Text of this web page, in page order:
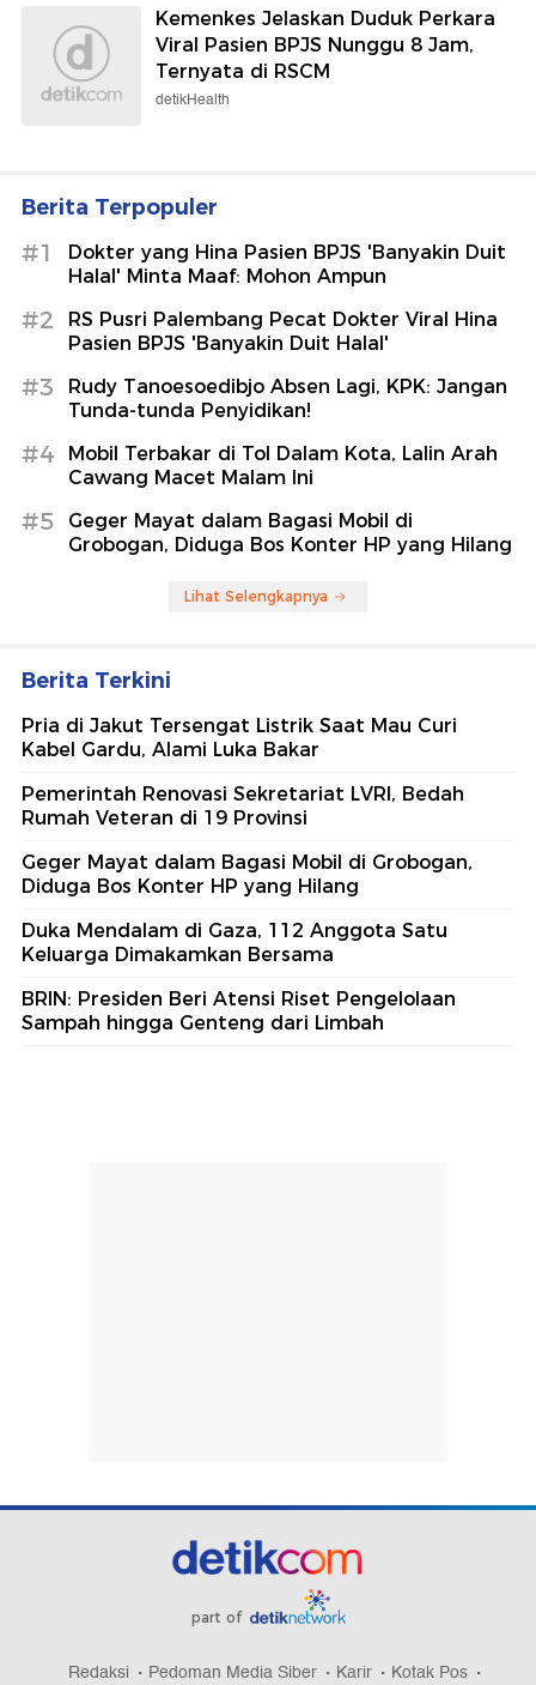
Kemenkes Jelaskan Duduk Perkara
Viral Pasien BPJS Nunggu 8 Jam,
Ternyata di RSCM
detikHealth
Berita Terpopuler
#1
Dokter yang Hina Pasien BPJS 'Banyakin Duit
Halal' Minta Maaf: Mohon Ampun
#2
RS Pusri Palembang Pecat Dokter Viral Hina
Pasien BPJS 'Banyakin Duit Halal'
#3
Rudy Tanoesoedibjo Absen Lagi, KPK: Jangan
Tunda-tunda Penyidikan!
#4
Mobil Terbakar di Tol Dalam Kota, Lalin Arah
Cawang Macet Malam Ini
#5
Geger Mayat dalam Bagasi Mobil di
Grobogan, Diduga Bos Konter HP yang Hilang
Lihat Selengkapnya
Berita Terkini
Pria di Jakut Tersengat Listrik Saat Mau Curi
Kabel Gardu, Alami Luka Bakar
Pemerintah Renovasi Sekretariat LVRI, Bedah
Rumah Veteran di 19 Provinsi
Geger Mayat dalam Bagasi Mobil di Grobogan,
Diduga Bos Konter HP yang Hilang
Duka Mendalam di Gaza, 112 Anggota Satu
Keluarga Dimakamkan Bersama
BRIN: Presiden Beri Atensi Riset Pengelolaan
Sampah hingga Genteng dari Limbah
part of
Redaksi Pedoman Media Siber Karir Kotak Pos